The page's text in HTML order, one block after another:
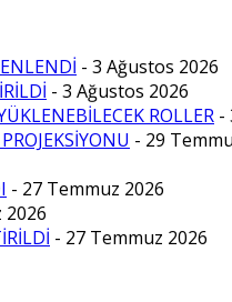
- 3 Ağustos 2026
- 3 Ağustos 2026
ROLLER -
- 29
- 27 Temmuz 2026
2026
- 27 Temmuz 2026